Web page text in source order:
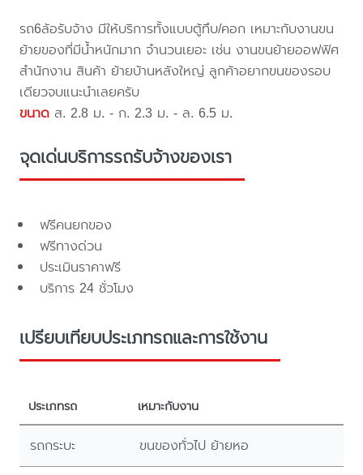
รถ6ล้อรับจ้าง มีให้บริการทั้งแบบตู้ทึบ/คอก เหมาะกับงานขน
ย้ายของที่มีน้ำหนักมาก จำนวนเยอะ เช่น งานขนย้ายออฟฟิศ
สำนักงาน สินค้า ย้ายบ้านหลังใหญ่ ลูกค้าอยากขนของรอบ
เดียวจบแนะนำเลยครับ
ขนาด ส. 2.8 ม. - ก. 2.3 ม. - ล. 6.5 ม.
จุดเด่นบริการรถรับจ้างของเรา
ฟรีคนยกของ
ฟรีทางด่วน
ประเมินราคาฟรี
บริการ 24 ชั่วโมง
เปรียบเทียบประเภทรถและการใช้งาน
ประเภทรถ เหมาะกับงาน
รถกระบะ ขนของทั่วไป ย้ายหอ